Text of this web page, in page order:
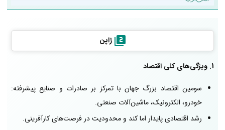
ژاپن
1. ویژگی‌های کلی اقتصاد
سومین اقتصاد بزرگ جهان با تمرکز بر صادرات و صنایع پیشرفته:
خودرو، الکترونیک، ماشین‌آلات صنعتی.
رشد اقتصادی پایدار اما کند و محدودیت در فرصت‌های کارآفرینی.